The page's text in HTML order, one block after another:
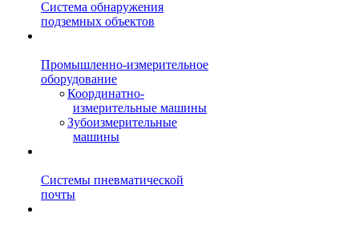
Система обнаружения
подземных объектов
Промышленно-измерительное
оборудование
Координатно-
измерительные машины
Зубоизмерительные
машины
Системы пневматической
почты